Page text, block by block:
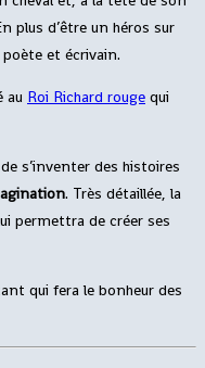
plus d’être un héros sur
et écrivain.
au Roi Richard rouge qui
s’inventer des histoires
. Très détaillée, la
permettra de créer ses
qui fera le bonheur des